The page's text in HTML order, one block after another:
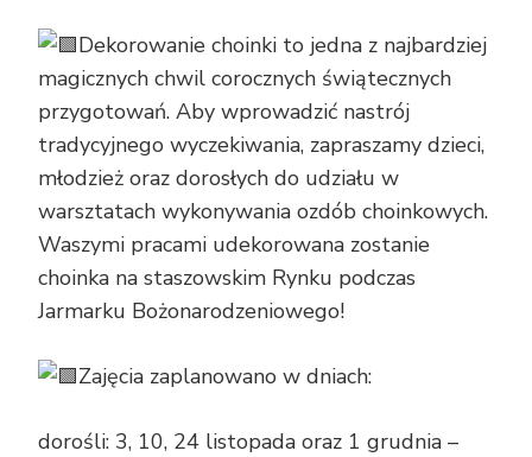
Dekorowanie choinki to jedna z najbardziej
magicznych chwil corocznych świątecznych
przygotowań. Aby wprowadzić nastrój
tradycyjnego wyczekiwania, zapraszamy dzieci,
młodzież oraz dorosłych do udziału w
warsztatach wykonywania ozdób choinkowych.
Waszymi pracami udekorowana zostanie
choinka na staszowskim Rynku podczas
Jarmarku Bożonarodzeniowego!
Zajęcia zaplanowano w dniach:
dorośli: 3, 10, 24 listopada oraz 1 grudnia –